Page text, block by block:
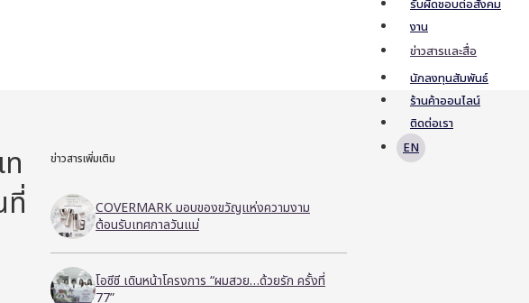
รับผิดชอบต่อสังคม
งาน
ข่าวสารและสื่อ
นักลงทุนสัมพันธ์
ร้านค้าออนไลน์
ติดต่อเรา
EN
ที่
ข่าวสารเพิ่มเติม
COVERMARK มอบของขวัญแห่งความงาม
ต้อนรับเทศกาลวันแม่
โอซีซี เดินหน้าโครงการ “ผมสวย…ด้วยรัก ครั้งที่
77”